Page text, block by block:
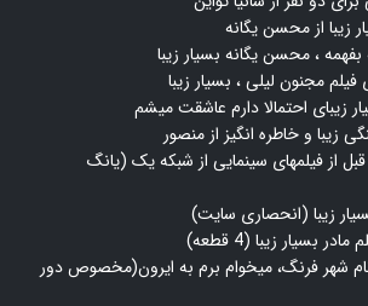
قبل از فیلمهای سینمایی از شبکه یک (یانگ
شهر فرنگ، میخوام برم به ایرون(مخصوص دور